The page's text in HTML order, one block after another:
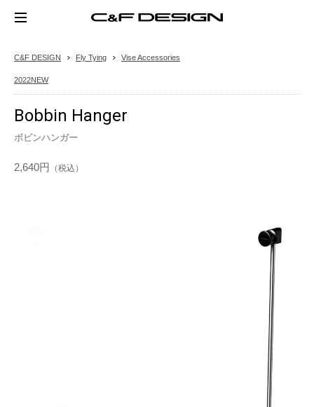
C&F DESIGN Fly Tying Vise Accessories
2022NEW
Bobbin Hanger
ボビンハンガー
2,640円 （税込）